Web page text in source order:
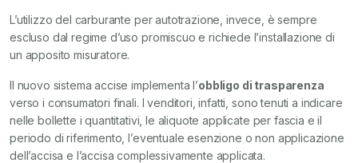
L’utilizzo del carburante per autotrazione, invece, è sempre
escluso dal regime d’uso promiscuo e richiede l’installazione di
un apposito misuratore.
Il nuovo sistema accise implementa l’obbligo di trasparenza
verso i consumatori finali. I venditori, infatti, sono tenuti a indicare
nelle bollette i quantitativi, le aliquote applicate per fascia e il
periodo di riferimento, l’eventuale esenzione o non applicazione
dell’accisa e l’accisa complessivamente applicata.